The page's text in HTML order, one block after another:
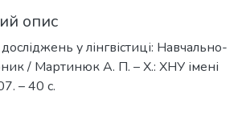
опис
у лінгвістиці: Навчально-
/ Мартинюк А. П. – Х.: ХНУ імені
– 40 с.